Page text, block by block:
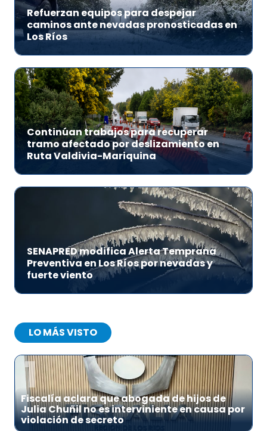
Refuerzan equipos para despejar
caminos ante nevadas pronosticadas en
Los Ríos
Continúan trabajos para recuperar
tramo afectado por deslizamiento en
Ruta Valdivia-Mariquina
SENAPRED modifica Alerta Temprana
Preventiva en Los Ríos por nevadas y
fuerte viento
LO MÁS VISTO
1
Fiscalía aclara que abogada de hijos de
Julia Chuñil no es interviniente en causa por
violación de secreto